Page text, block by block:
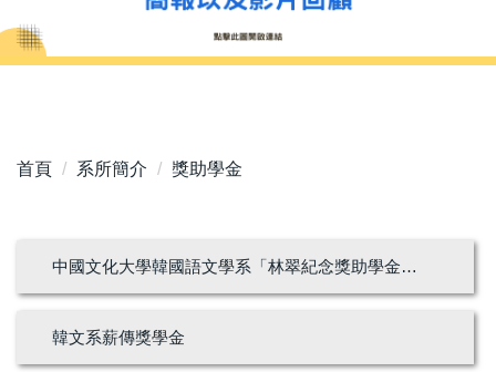
首頁 系所簡介 獎助學金
中國文化大學韓國語文學系「林翠紀念獎助學金」實施要點
韓文系薪傳獎學金